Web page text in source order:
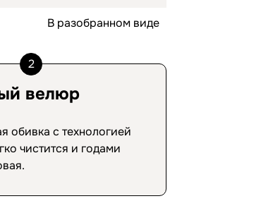
В разобранном виде
2
велюр
обивка с технологией
чистится и годами